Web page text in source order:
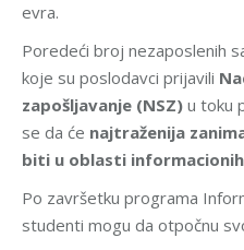
evra.
Poredeći broj nezaposlenih
koje su poslodavci prijavili
zapošljavanje (NSZ) u toku
se da će najtraženija
biti u oblasti
Po završetku programa
studenti mogu da otpočnu